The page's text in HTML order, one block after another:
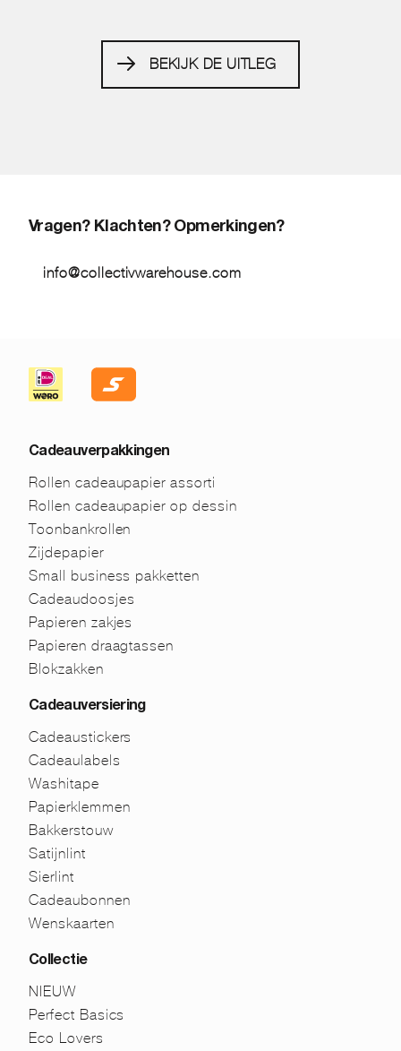
BEKIJK DE UITLEG
Vragen? Klachten? Opmerkingen?
info@collectivwarehouse.com
Cadeauverpakkingen
Rollen cadeaupapier assorti
Rollen cadeaupapier op dessin
Toonbankrollen
Zijdepapier
Small business pakketten
Cadeaudoosjes
Papieren zakjes
Papieren draagtassen
Blokzakken
Cadeauversiering
Cadeaustickers
Cadeaulabels
Washitape
Papierklemmen
Bakkerstouw
Satijnlint
Sierlint
Cadeaubonnen
Wenskaarten
Collectie
NIEUW
Perfect Basics
Eco Lovers